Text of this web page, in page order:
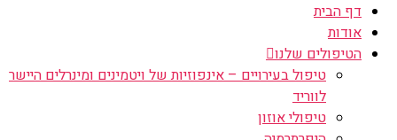
דף הבית
אודות
הטיפולים שלנו
טיפול בעירויים – אינפוזיות של ויטמינים ומינרלים היישר
לווריד
טיפולי אוזון